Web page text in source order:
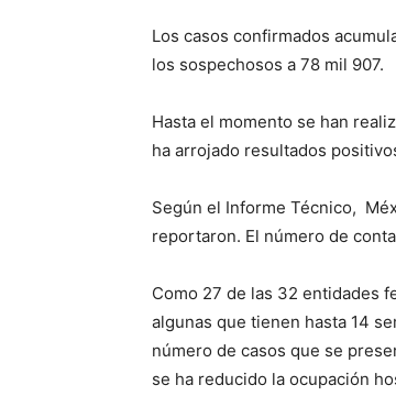
Los casos confirmados
los sospechosos a 78 mil 907.
Hasta el momento se han
ha arrojado resultados
Según el Informe Técnico,
reportaron. El número de
Como 27 de las 32 entidades
algunas que tienen hasta 14
número de casos que se
se ha reducido la ocupación